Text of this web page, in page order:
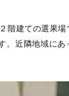
階建ての選果場
。近隣地域にあ